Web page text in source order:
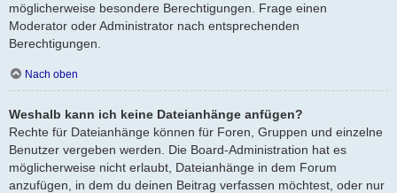
möglicherweise besondere Berechtigungen. Frage einen
Moderator oder Administrator nach entsprechenden
Berechtigungen.
Nach oben
Weshalb kann ich keine Dateianhänge anfügen?
Rechte für Dateianhänge können für Foren, Gruppen und einzelne
Benutzer vergeben werden. Die Board-Administration hat es
möglicherweise nicht erlaubt, Dateianhänge in dem Forum
anzufügen, in dem du deinen Beitrag verfassen möchtest, oder nur